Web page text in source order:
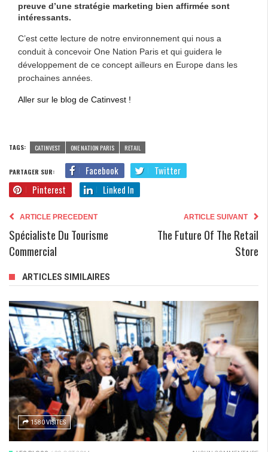
preuve d’une stratégie marketing bien affirmée sont
intéressants.
C’est cette lecture de notre environnement qui nous a
conduit à concevoir One Nation Paris et qui guidera le
développement de ce concept ailleurs en Europe dans les
prochaines années.
Aller sur le blog de Catinvest !
TAGS: CATINVEST ONE NATION PARIS RETAIL
PARTAGER SUR: Facebook
Twitter
Pinterest
Linked In
ARTICLE PRECEDENT
Spécialiste Du Tourisme
Commercial
ARTICLE SUIVANT
The Future Of The Retail
Store
ARTICLES SIMILAIRES
1580 VISITES